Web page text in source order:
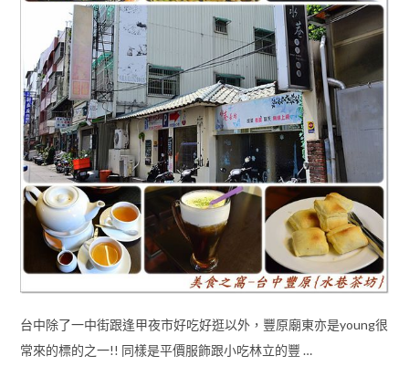
台中除了一中街跟逢甲夜市好吃好逛以外，豐原廟東亦是young很
常來的標的之一!! 同樣是平價服飾跟小吃林立的豐 …